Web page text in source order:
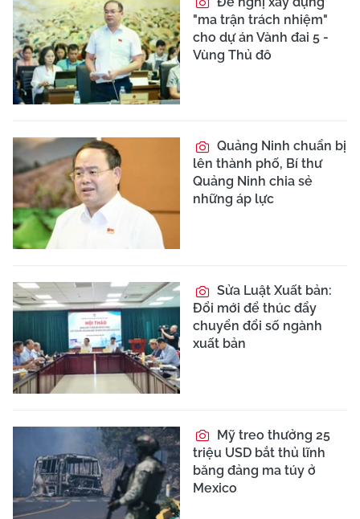
"ma trận trách nhiệm"
cho dự án Vành đai 5 -
Vùng Thủ đô
Quảng Ninh chuẩn bị
lên thành phố, Bí thư
Quảng Ninh chia sẻ
những áp lực
Sửa Luật Xuất bản:
Đổi mới để thúc đẩy
chuyển đổi số ngành
xuất bản
Mỹ treo thưởng 25
triệu USD bắt thủ lĩnh
băng đảng ma túy ở
Mexico